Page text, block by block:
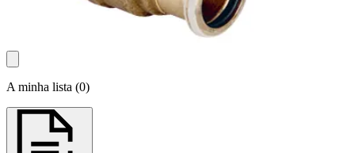
A minha lista (0)